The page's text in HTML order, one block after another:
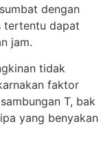
dengan
tertentu dapat
jam.
tidak
faktor
T, bak
yang benyakan